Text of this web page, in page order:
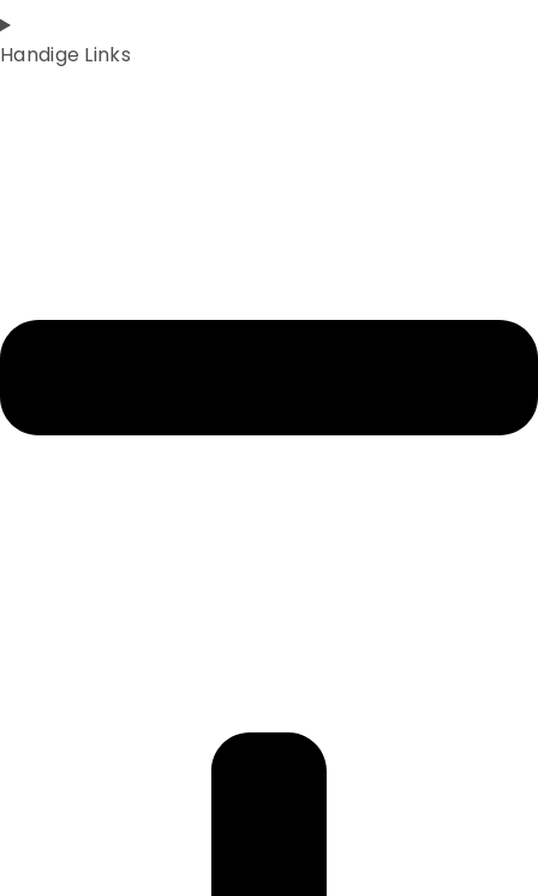
Handige Links